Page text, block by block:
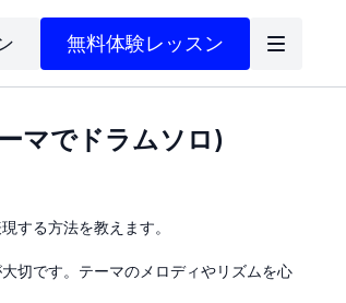
無料体験レッスン
マでドラムソロ)
する方法を教えます。
切です。テーマのメロディやリズムを心